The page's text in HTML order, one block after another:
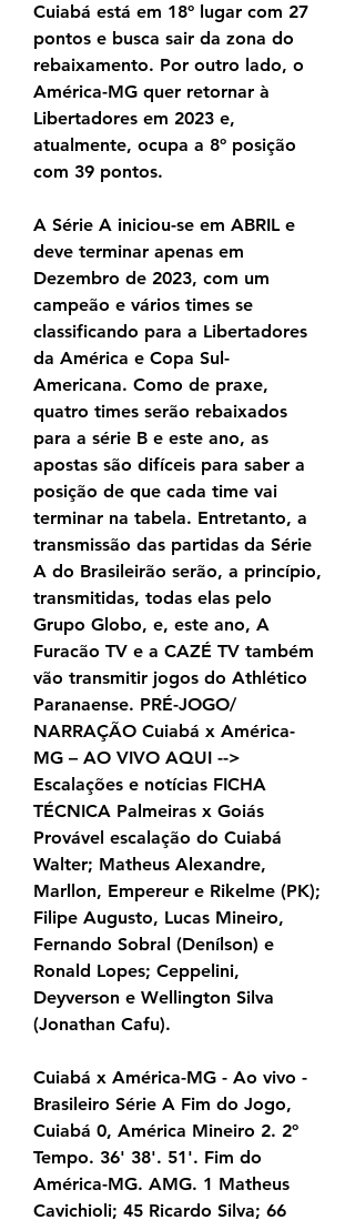
Cuiabá está em 18º lugar com 27
pontos e busca sair da zona do
rebaixamento. Por outro lado, o
América-MG quer retornar à
Libertadores em 2023 e,
atualmente, ocupa a 8º posição
com 39 pontos.
A Série A iniciou-se em ABRIL e
deve terminar apenas em
Dezembro de 2023, com um
campeão e vários times se
classificando para a Libertadores
da América e Copa Sul-
Americana. Como de praxe,
quatro times serão rebaixados
para a série B e este ano, as
apostas são difíceis para saber a
posição de que cada time vai
terminar na tabela. Entretanto, a
transmissão das partidas da Série
A do Brasileirão serão, a princípio,
transmitidas, todas elas pelo
Grupo Globo, e, este ano, A
Furacão TV e a CAZÉ TV também
vão transmitir jogos do Athlético
Paranaense. PRÉ-JOGO/
NARRAÇÃO Cuiabá x América-
MG – AO VIVO AQUI -->
Escalações e notícias FICHA
TÉCNICA Palmeiras x Goiás
Provável escalação do Cuiabá
Walter; Matheus Alexandre,
Marllon, Empereur e Rikelme (PK);
Filipe Augusto, Lucas Mineiro,
Fernando Sobral (Denílson) e
Ronald Lopes; Ceppelini,
Deyverson e Wellington Silva
(Jonathan Cafu).
Cuiabá x América-MG - Ao vivo -
Brasileiro Série A Fim do Jogo,
Cuiabá 0, América Mineiro 2. 2º
Tempo. 36' 38'. 51'. Fim do
América-MG. AMG. 1 Matheus
Cavichioli; 45 Ricardo Silva; 66